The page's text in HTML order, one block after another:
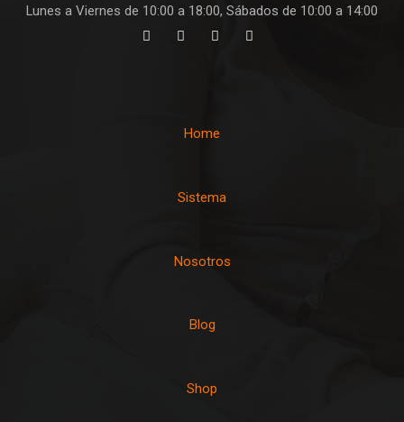
Lunes a Viernes de 10:00 a 18:00, Sábados de 10:00 a 14:00
Home
Sistema
Nosotros
Blog
Shop